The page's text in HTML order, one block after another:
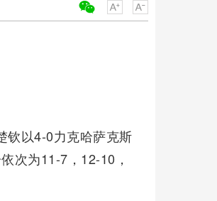
钦以4-0力克哈萨克斯
次为11-7，12-10，